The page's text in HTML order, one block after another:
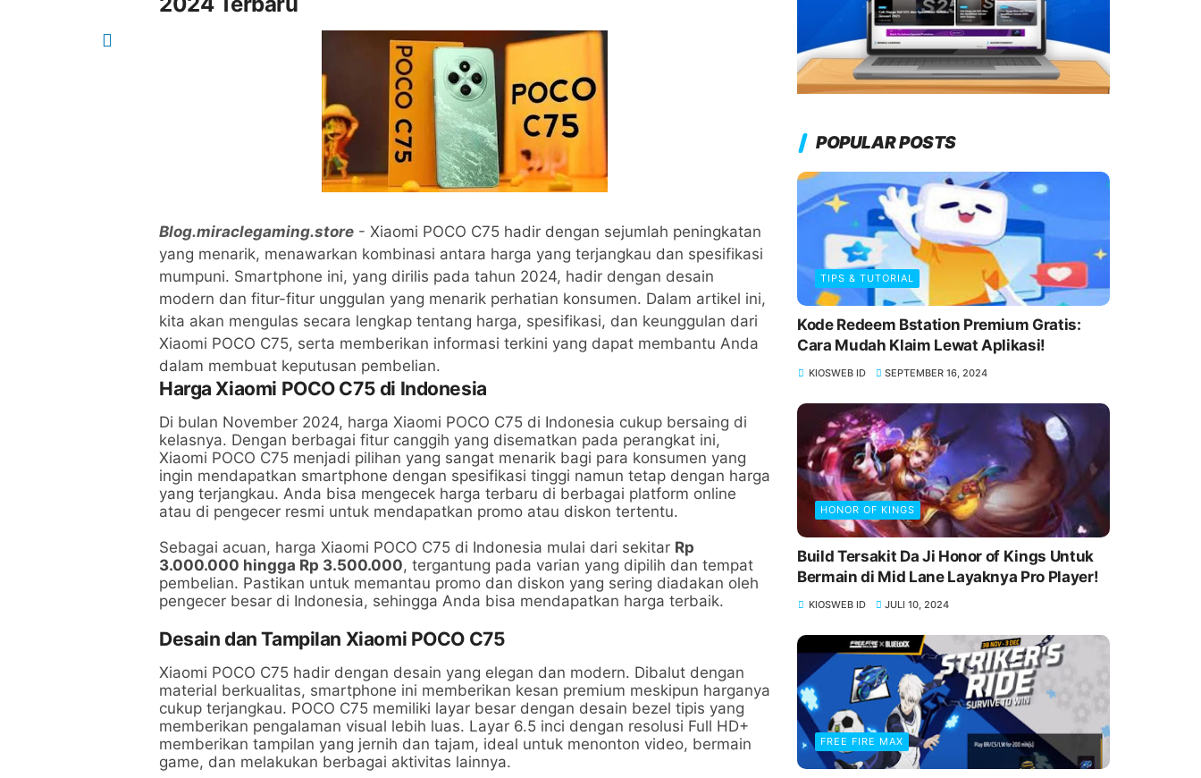
Blog.miraclegaming.store - Xiaomi POCO C75 hadir dengan sejumlah peningkatan
yang menarik, menawarkan kombinasi antara harga yang terjangkau dan spesifikasi
mumpuni. Smartphone ini, yang dirilis pada tahun 2024, hadir dengan desain
modern dan fitur-fitur unggulan yang menarik perhatian konsumen. Dalam artikel ini,
kita akan mengulas secara lengkap tentang harga, spesifikasi, dan keunggulan dari
Xiaomi POCO C75, serta memberikan informasi terkini yang dapat membantu Anda
dalam membuat keputusan pembelian.
Harga Xiaomi POCO C75 di Indonesia
Di bulan November 2024, harga Xiaomi POCO C75 di Indonesia cukup bersaing di
kelasnya. Dengan berbagai fitur canggih yang disematkan pada perangkat ini,
Xiaomi POCO C75 menjadi pilihan yang sangat menarik bagi para konsumen yang
ingin mendapatkan smartphone dengan spesifikasi tinggi namun tetap dengan harga
yang terjangkau. Anda bisa mengecek harga terbaru di berbagai platform online
atau di pengecer resmi untuk mendapatkan promo atau diskon tertentu.
Sebagai acuan, harga Xiaomi POCO C75 di Indonesia mulai dari sekitar Rp
3.000.000 hingga Rp 3.500.000, tergantung pada varian yang dipilih dan tempat
pembelian. Pastikan untuk memantau promo dan diskon yang sering diadakan oleh
pengecer besar di Indonesia, sehingga Anda bisa mendapatkan harga terbaik.
Desain dan Tampilan Xiaomi POCO C75
Xiaomi POCO C75 hadir dengan desain yang elegan dan modern. Dibalut dengan
material berkualitas, smartphone ini memberikan kesan premium meskipun harganya
cukup terjangkau. POCO C75 memiliki layar besar dengan desain bezel tipis yang
memberikan pengalaman visual lebih luas. Layar 6.5 inci dengan resolusi Full HD+
memberikan tampilan yang jernih dan tajam, ideal untuk menonton video, bermain
game, dan melakukan berbagai aktivitas lainnya.
POPULAR POSTS
TIPS & TUTORIAL
Kode Redeem Bstation Premium Gratis:
Cara Mudah Klaim Lewat Aplikasi!
KIOSWEB ID SEPTEMBER 16, 2024
HONOR OF KINGS
Build Tersakit Da Ji Honor of Kings Untuk
Bermain di Mid Lane Layaknya Pro Player!
KIOSWEB ID JULI 10, 2024
FREE FIRE MAX